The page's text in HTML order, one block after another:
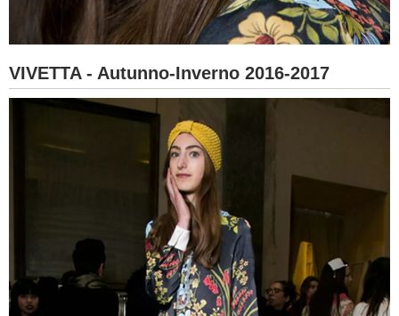
VIVETTA - Autunno-Inverno 2016-2017